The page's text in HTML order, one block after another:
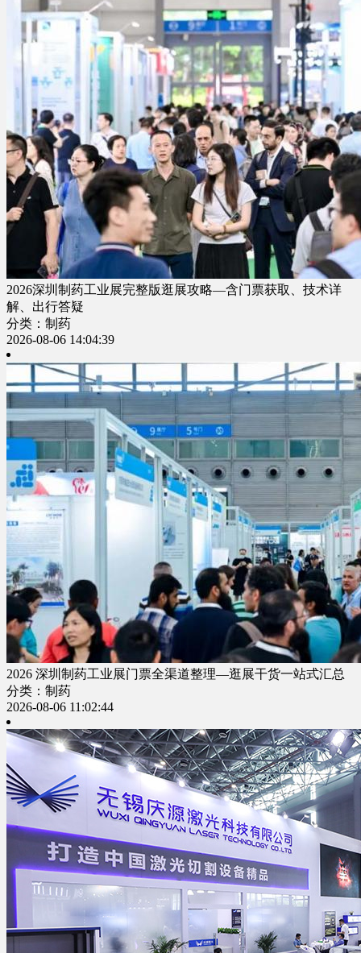
2026深圳制药工业展完整版逛展攻略—含门票获取、技术详
解、出行答疑
分类：制药
2026-08-06 14:04:39
2026 深圳制药工业展门票全渠道整理—逛展干货一站式汇总
分类：制药
2026-08-06 11:02:44